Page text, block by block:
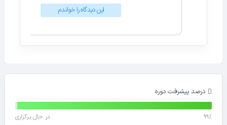
این دیدگاه را خواندم
درصد پیشرفت دوره
99% در حال برگزاری